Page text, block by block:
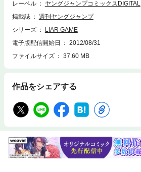
レーベル
ヤングジャンプコミックスDIGITAL
掲載誌
週刊ヤングジャンプ
シリーズ
LIAR GAME
電子版配信開始日
2012/08/31
ファイルサイズ
37.60 MB
作品をシェアする